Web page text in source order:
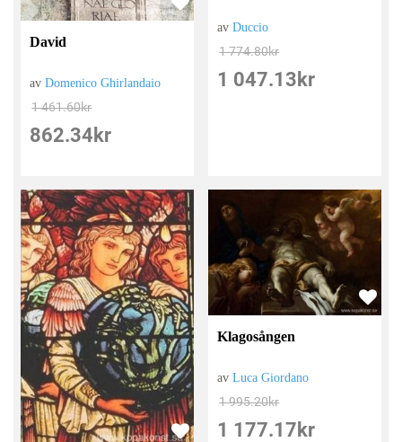
David
avDomenico Ghirlandaio
1 461.60kr
862.34 kr
avDuccio
1 774.80kr
1 047.13 kr
Klagosången
avLuca Giordano
1 995.20kr
1 177.17 kr